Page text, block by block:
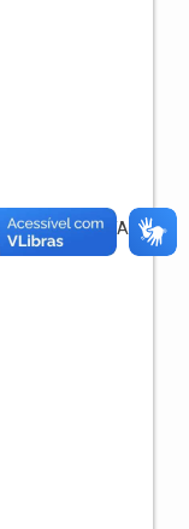
RECEITA